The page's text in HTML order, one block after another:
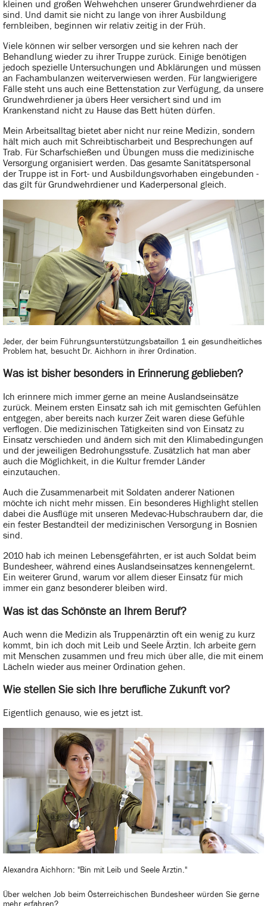
kleinen und großen Wehwehchen unserer Grundwehrdiener da
sind. Und damit sie nicht zu lange von ihrer Ausbildung
fernbleiben, beginnen wir relativ zeitig in der Früh.
Viele können wir selber versorgen und sie kehren nach der
Behandlung wieder zu ihrer Truppe zurück. Einige benötigen
jedoch spezielle Untersuchungen und Abklärungen und müssen
an Fachambulanzen weiterverwiesen werden. Für langwierigere
Fälle steht uns auch eine Bettenstation zur Verfügung, da unsere
Grundwehrdiener ja übers Heer versichert sind und im
Krankenstand nicht zu Hause das Bett hüten dürfen.
Mein Arbeitsalltag bietet aber nicht nur reine Medizin, sondern
hält mich auch mit Schreibtischarbeit und Besprechungen auf
Trab. Für Scharfschießen und Übungen muss die medizinische
Versorgung organisiert werden. Das gesamte Sanitätspersonal
der Truppe ist in Fort- und Ausbildungsvorhaben eingebunden -
das gilt für Grundwehrdiener und Kaderpersonal gleich.
Jeder, der beim Führungsunterstützungsbataillon 1 ein gesundheitliches
Problem hat, besucht Dr. Aichhorn in ihrer Ordination.
Was ist bisher besonders in Erinnerung geblieben?
Ich erinnere mich immer gerne an meine Auslandseinsätze
zurück. Meinem ersten Einsatz sah ich mit gemischten Gefühlen
entgegen, aber bereits nach kurzer Zeit waren diese Gefühle
verflogen. Die medizinischen Tätigkeiten sind von Einsatz zu
Einsatz verschieden und ändern sich mit den Klimabedingungen
und der jeweiligen Bedrohungsstufe. Zusätzlich hat man aber
auch die Möglichkeit, in die Kultur fremder Länder
einzutauchen.
Auch die Zusammenarbeit mit Soldaten anderer Nationen
möchte ich nicht mehr missen. Ein besonderes Highlight stellen
dabei die Ausflüge mit unseren Medevac-Hubschraubern dar, die
ein fester Bestandteil der medizinischen Versorgung in Bosnien
sind.
2010 hab ich meinen Lebensgefährten, er ist auch Soldat beim
Bundesheer, während eines Auslandseinsatzes kennengelernt.
Ein weiterer Grund, warum vor allem dieser Einsatz für mich
immer ein ganz besonderer bleiben wird.
Was ist das Schönste an Ihrem Beruf?
Auch wenn die Medizin als Truppenärztin oft ein wenig zu kurz
kommt, bin ich doch mit Leib und Seele Ärztin. Ich arbeite gern
mit Menschen zusammen und freu mich über alle, die mit einem
Lächeln wieder aus meiner Ordination gehen.
Wie stellen Sie sich Ihre berufliche Zukunft vor?
Eigentlich genauso, wie es jetzt ist.
Alexandra Aichhorn: "Bin mit Leib und Seele Ärztin."
Über welchen Job beim Österreichischen Bundesheer würden Sie gerne